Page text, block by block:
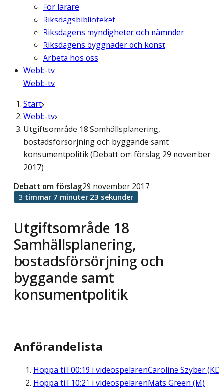
För lärare
Riksdagsbiblioteket
Riksdagens myndigheter och nämnder
Riksdagens byggnader och konst
Arbeta hos oss
Webb-tv
Webb-tv
Start
Webb-tv
Utgiftsområde 18 Samhällsplanering,
bostadsförsörjning och byggande samt
konsumentpolitik (Debatt om förslag 29 november
2017)
Utgiftsområde 18
Samhällsplanering,
bostadsförsörjning och
byggande samt
konsumentpolitik
Debatt om förslag29 november 2017
3 timmar 7 minuter 23 sekunder
Anförandelista
Hoppa till 00:19 i videospelarenCaroline Szyber
Hoppa till 10:21 i videospelarenMats Green (M)